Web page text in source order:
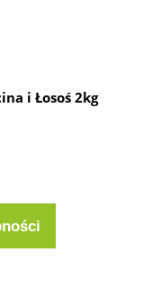
i Łosoś 2kg